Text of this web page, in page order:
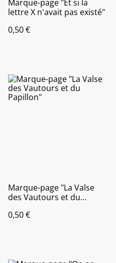
Marque-page "Et si la
lettre X n'avait pas existé"
0,50 €
Marque-page "La Valse
des Vautours et du
0,50 €